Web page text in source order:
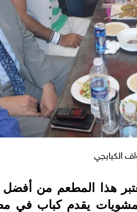
الكبابجي
هذا المطعم من
أفضل
يقدم كباب في